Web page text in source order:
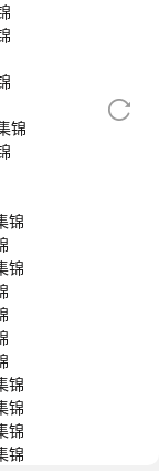
锦
锦
锦
锦
锦
锦
锦